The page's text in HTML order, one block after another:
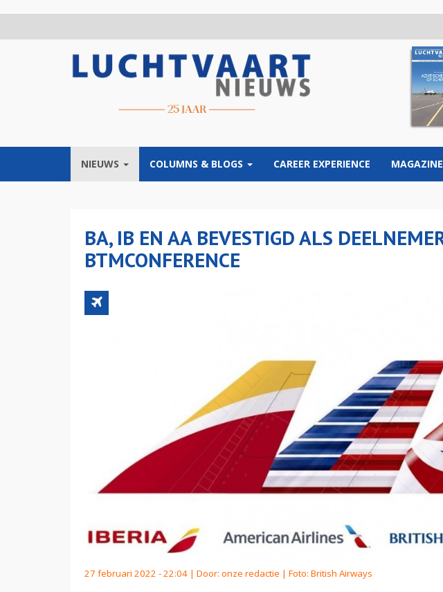
NIEUWS COLUMNS & BLOGS CAREER EXPERIENCE MAGAZINE
BA, IB EN AA BEVESTIGD ALS
BTMCONFERENCE
27 februari 2022 - 22:04 | Door: onze redactie | Foto: British Airways